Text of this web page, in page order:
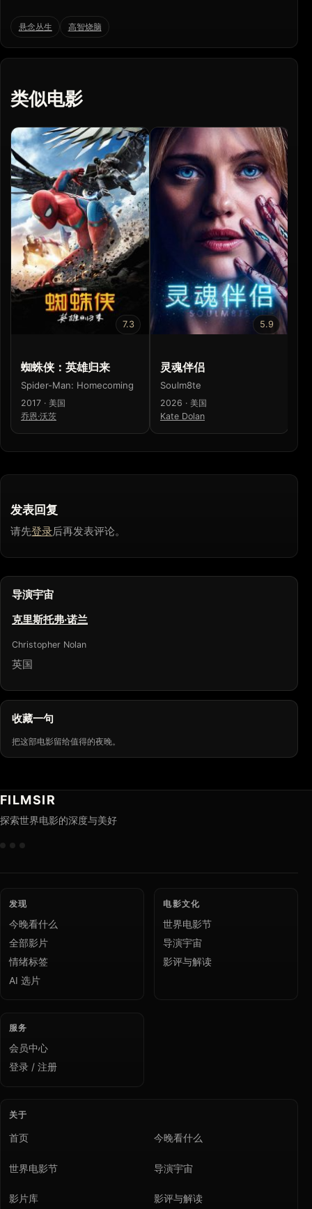
悬念丛生 高智烧脑
类似电影
7.3
蜘蛛侠：英雄归来
Spider-Man: Homecoming
2017 · 美国
乔恩·沃茨
5.9
灵魂伴侣
Soulm8te
2026 · 美国
Kate Dolan
发表回复
请先登录后再发表评论。
导演宇宙
克里斯托弗·诺兰
Christopher Nolan
英国
收藏一句
把这部电影留给值得的夜晚。
FILMSIR
探索世界电影的深度与美好
发现
今晚看什么
全部影片
情绪标签
AI 选片
电影文化
世界电影节
导演宇宙
影评与解读
服务
会员中心
登录 / 注册
关于
首页 今晚看什么
世界电影节 导演宇宙
影片库 影评与解读